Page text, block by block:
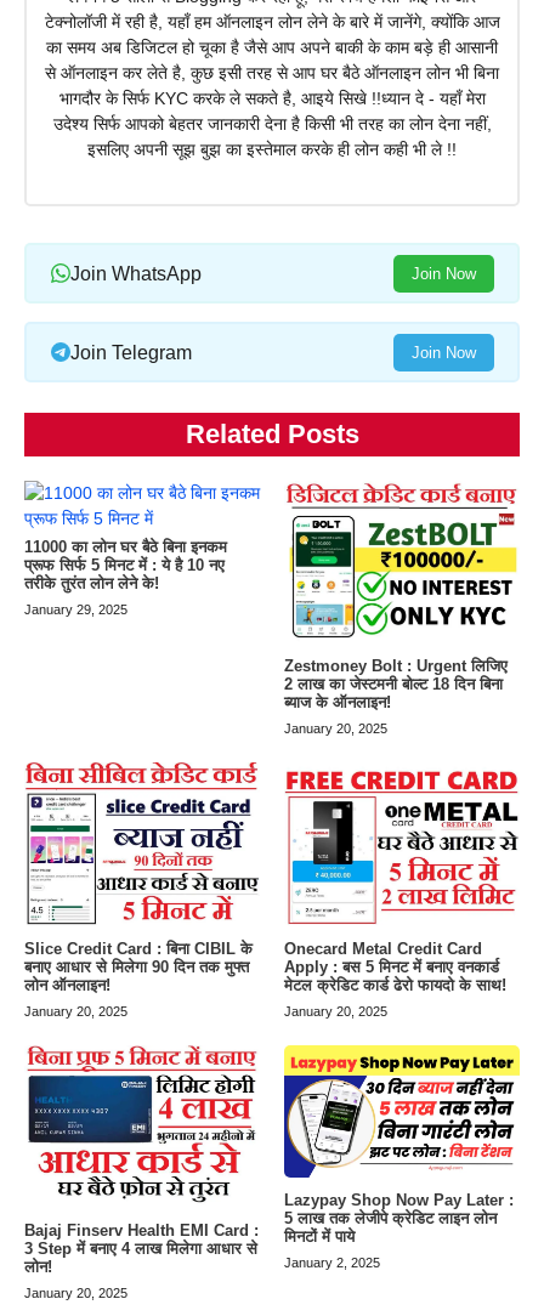
टेक्नोलॉजी में रही है, यहाँ हम ऑनलाइन लोन लेने के बारे में जानेंगे, क्योंकि आज
का समय अब डिजिटल हो चूका है जैसे आप अपने बाकी के काम बड़े ही आसानी
से ऑनलाइन कर लेते है, कुछ इसी तरह से आप घर बैठे ऑनलाइन लोन भी बिना
भागदौर के सिर्फ KYC करके ले सकते है, आइये सिखे !!ध्यान दे - यहाँ मेरा
उदेश्य सिर्फ आपको बेहतर जानकारी देना है किसी भी तरह का लोन देना नहीं,
इसलिए अपनी सूझ बुझ का इस्तेमाल करके ही लोन कही भी ले !!
Join WhatsApp Join Now
Join Telegram Join Now
Related Posts
11000 का लोन घर बैठे बिना इनकम
प्रूफ सिर्फ 5 मिनट में : ये है 10 नए
तरीके तुरंत लोन लेने के!
January 29, 2025
Zestmoney Bolt : Urgent लिजिए
2 लाख का जेस्टमनी बोल्ट 18 दिन बिना
ब्याज के ऑनलाइन!
January 20, 2025
Slice Credit Card : बिना CIBIL के
बनाए आधार से मिलेगा 90 दिन तक मुफ्त
लोन ऑनलाइन!
January 20, 2025
Onecard Metal Credit Card
Apply : बस 5 मिनट में बनाए वनकार्ड
मेटल क्रेडिट कार्ड ढेरो फायदो के साथ!
January 20, 2025
Bajaj Finserv Health EMI Card :
3 Step में बनाए 4 लाख मिलेगा आधार से
लोन!
January 20, 2025
Lazypay Shop Now Pay Later :
5 लाख तक लेजीपे क्रेडिट लाइन लोन
मिनटों में पाये
January 2, 2025